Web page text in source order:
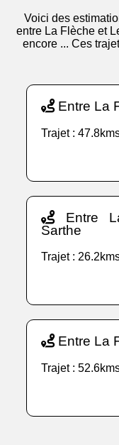
Voici des
entre La Flèche et
encore ... Ces
Entre La
Trajet :
Entre
Sarthe
Trajet :
Entre La
Trajet :